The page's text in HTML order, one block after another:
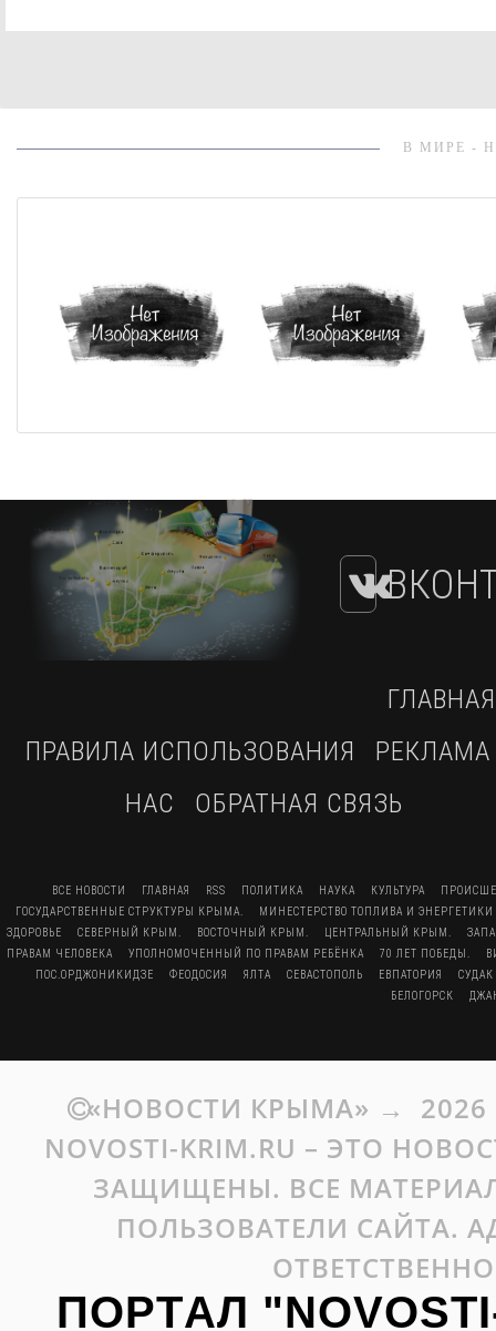
В МИРЕ -
ГЛАВНАЯ
ПРАВИЛА ИСПОЛЬЗОВАНИЯ
РЕКЛАМА
НАС
ОБРАТНАЯ СВЯЗЬ
ВСЕ НОВОСТИ ГЛАВНАЯ RSS ПОЛИТИКА НАУКА КУЛЬТУРА
ГОСУДАРСТВЕННЫЕ СТРУКТУРЫ КРЫМА.
МИНЕСТЕРСТВО ТОПЛИВА И
ЗДОРОВЬЕ
СЕВЕРНЫЙ КРЫМ. ВОСТОЧНЫЙ КРЫМ. ЦЕНТРАЛЬНЫЙ КРЫМ.
ПРАВАМ ЧЕЛОВЕКА
УПОЛНОМОЧЕННЫЙ ПО ПРАВАМ РЕБЁНКА 70 ЛЕТ ПОБЕДЫ.
ПОС.ОРДЖОНИКИДЗЕ
ФЕОДОСИЯ ЯЛТА СЕВАСТОПОЛЬ ЕВПАТОРИЯ
СУДАК
БЕЛОГОРСК
«НОВОСТИ КРЫМА» → 2026
NOVOSTI-KRIM.RU – ЭТО
ЗАЩИЩЕНЫ. ВСЕ
ПОЛЬЗОВАТЕЛИ САЙТА.
ПОРТАЛ